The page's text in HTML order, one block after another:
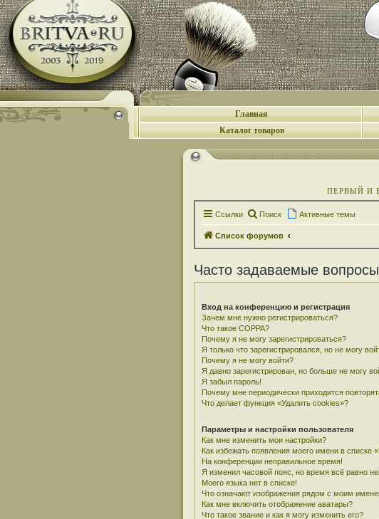
Главная
Каталог товаров
ПЕРВЫЙ И
Ссылки Поиск Активные темы
Список форумов
Часто задаваемые вопросы
Вход на конференцию и регистрация
Зачем мне нужно регистрироваться?
Что такое COPPA?
Почему я не могу зарегистрироваться?
Я только что зарегистрировался, но не могу
Почему я не могу войти?
Я давно зарегистрирован, но больше не могу
Я забыл пароль!
Почему мне периодически приходится
Что делает функция «Удалить cookies»?
Параметры и настройки пользователя
Как мне изменить мои настройки?
Как избежать появления моего имени в списке
На конференции неправильное время!
Я изменил часовой пояс, но время всё равно
Моего языка нет в списке!
Что означают изображения рядом с моим
Как мне включить отображение аватары?
Что такое звание и как я могу изменить его?